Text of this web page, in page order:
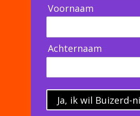
Voornaam
Achternaam
Ja, ik wil Buizerd-